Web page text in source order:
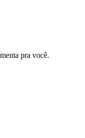
pra você.